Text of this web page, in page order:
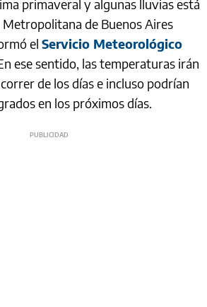
primaveral y algunas lluvias está
de Buenos Aires
el Servicio Meteorológico
ese sentido, las temperaturas irán
de los días e incluso podrían
en los próximos días.